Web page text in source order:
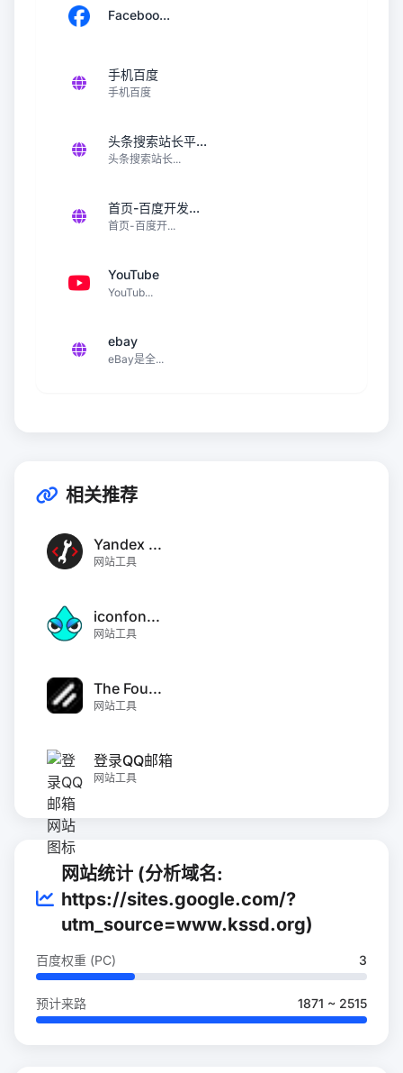
Faceboo...
手机百度
手机百度
头条搜索站长平...
头条搜索站长...
首页-百度开发...
首页-百度开...
YouTube
YouTub...
ebay
eBay是全...
相关推荐
Yandex ...
网站工具
iconfon...
网站工具
The Fou...
网站工具
登录QQ邮箱
网站工具
网站统计 (分析域名:
https://sites.google.com/?
utm_source=www.kssd.org)
百度权重 (PC) 3
预计来路 1871 ~ 2515